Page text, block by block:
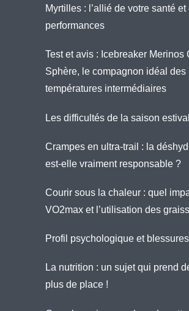
Myrtilles : l’allié de votre santé et
performances
Test et avis : Icebreaker Merinos
Sphère, le compagnon idéal des
températures intermédiaires
Les difficultés de la saison
Crampes en ultra-trail : la
est-elle vraiment responsable ?
Courir sous la chaleur : quel
VO2max et l’utilisation des
Profil psychologique et blessures
La nutrition : un sujet qui prend
plus de place !